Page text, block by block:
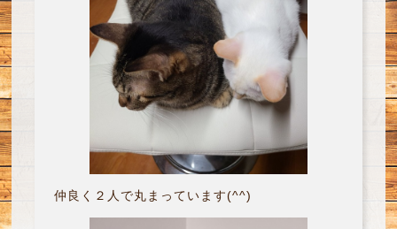
仲良く２人で丸まっています(^^)